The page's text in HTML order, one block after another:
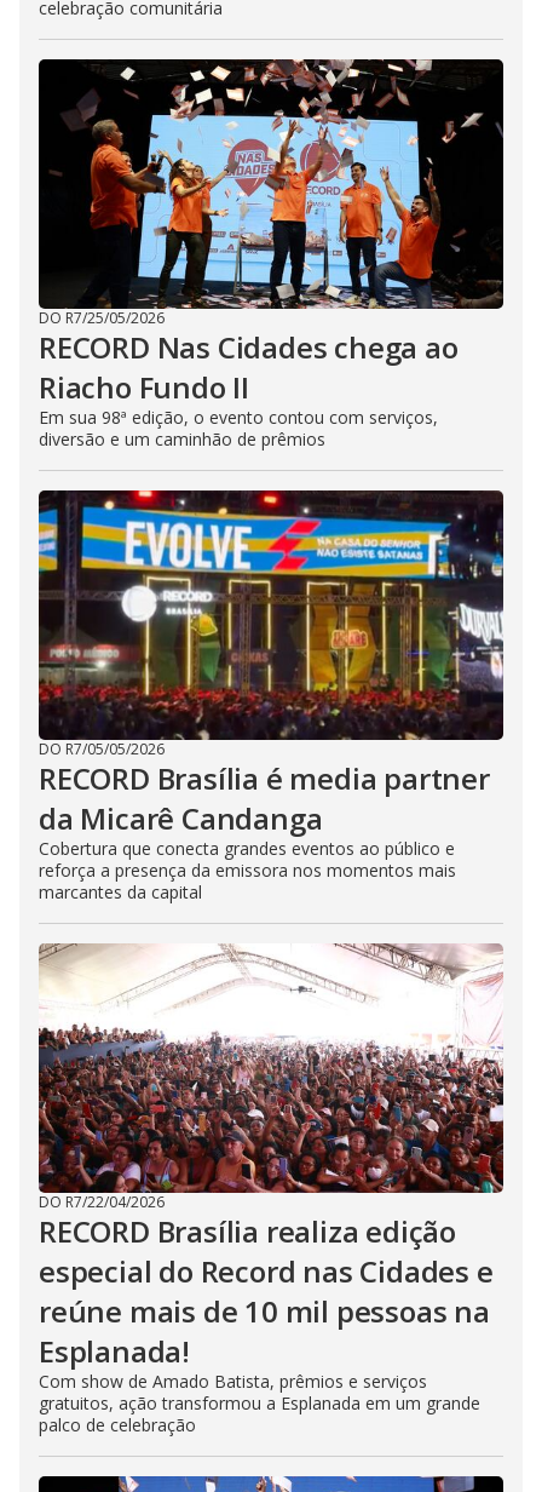
celebração comunitária
DO R7/25/05/2026
RECORD Nas Cidades chega ao
Riacho Fundo II
Em sua 98ª edição, o evento contou com serviços,
diversão e um caminhão de prêmios
DO R7/05/05/2026
RECORD Brasília é media partner
da Micarê Candanga
Cobertura que conecta grandes eventos ao público e
reforça a presença da emissora nos momentos mais
marcantes da capital
DO R7/22/04/2026
RECORD Brasília realiza edição
especial do Record nas Cidades e
reúne mais de 10 mil pessoas na
Esplanada!
Com show de Amado Batista, prêmios e serviços
gratuitos, ação transformou a Esplanada em um grande
palco de celebração